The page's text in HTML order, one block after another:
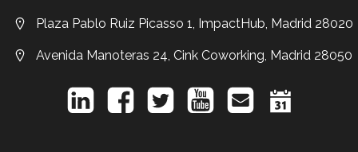
Plaza Pablo Ruiz Picasso 1, ImpactHub, Madrid 28020
Avenida Manoteras 24, Cink Coworking, Madrid 28050